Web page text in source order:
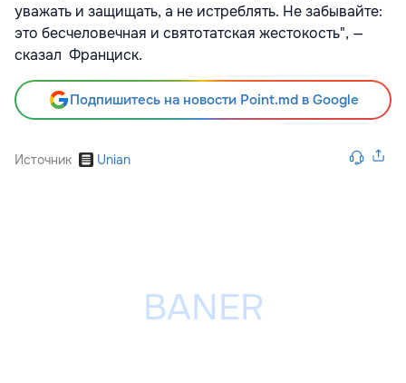
уважать и защищать, а не истреблять. Не забывайте:
это бесчеловечная и святотатская жестокость", —
сказал Франциск.
Подпишитесь на новости Point.md в Google
Источник Unian